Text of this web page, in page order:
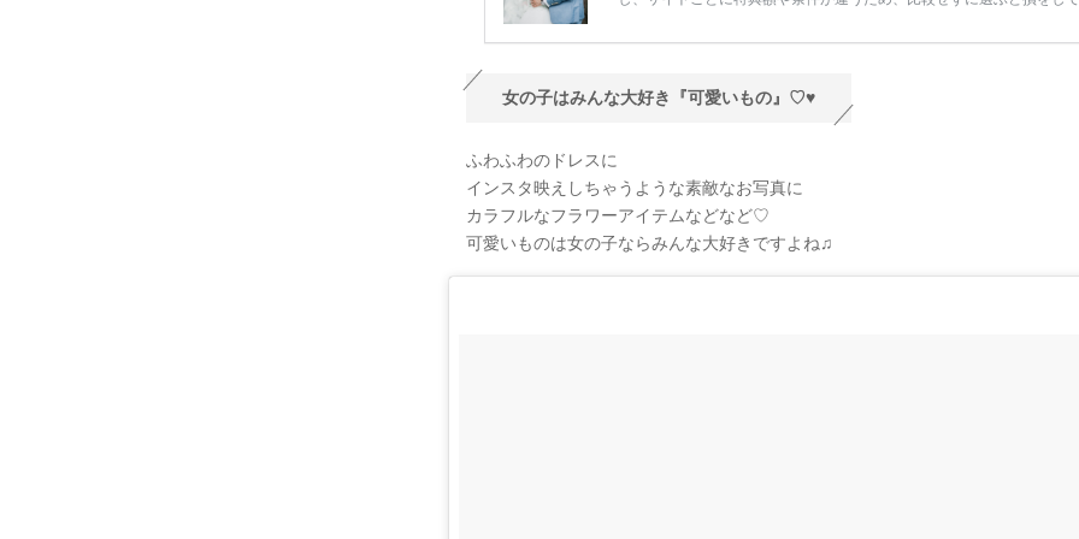
ンペーン特典ランキングを公開！ 比較サイト：プラコレ、ゼクシィ、
得？」「プラコレの特典は？」といった疑問も解決します。 まずは診断
補を絞れる「ウェディング診断」か、体験型 […]
女の子はみんな大好き『可愛いもの』♡♥
ふわふわのドレスに
インスタ映えしちゃうような素敵なお写真に
カラフルなフラワーアイテムなどなど♡
可愛いものは女の子ならみんな大好きですよね♫